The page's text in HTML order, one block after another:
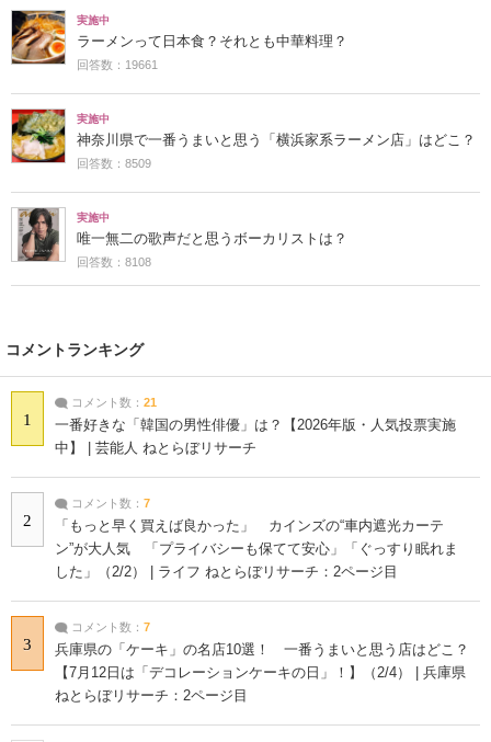
実施中
ラーメンって日本食？それとも中華料理？
回答数：19661
実施中
神奈川県で一番うまいと思う「横浜家系ラーメン店」はどこ？
回答数：8509
実施中
唯一無二の歌声だと思うボーカリストは？
回答数：8108
コメントランキング
1
コメント数： 21
一番好きな「韓国の男性俳優」は？【2026年版・人気投票実施
中】 | 芸能人 ねとらぼリサーチ
2
コメント数： 7
「もっと早く買えば良かった」 カインズの“車内遮光カーテ
ン”が大人気 「プライバシーも保てて安心」「ぐっすり眠れま
した」（2/2） | ライフ ねとらぼリサーチ：2ページ目
3
コメント数： 7
兵庫県の「ケーキ」の名店10選！ 一番うまいと思う店はどこ？
【7月12日は「デコレーションケーキの日」！】（2/4） | 兵庫県
ねとらぼリサーチ：2ページ目